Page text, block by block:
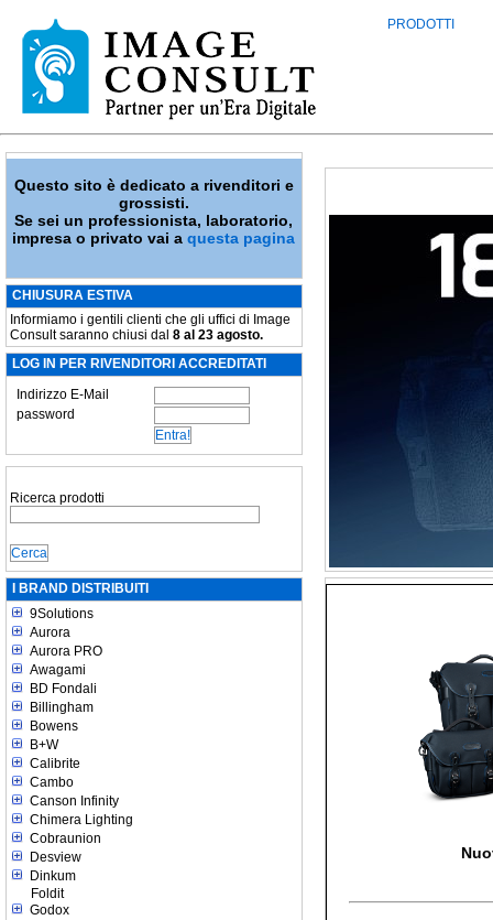
PRODOTTI
Questo sito è dedicato a rivenditori e
grossisti.
Se sei un professionista, laboratorio,
impresa o privato vai aquesta pagina
CHIUSURA ESTIVA
Informiamo i gentili clienti che gli uffici di Image
Consult saranno chiusi dal 8 al 23 agosto.
LOG IN PER RIVENDITORI ACCREDITATI
Indirizzo E-Mail
password
Ricerca prodotti
I BRAND DISTRIBUITI
9Solutions
Aurora
Aurora PRO
Awagami
BD Fondali
Billingham
Bowens
B+W
Calibrite
Cambo
Canson Infinity
Chimera Lighting
Cobraunion
Desview
Dinkum
Foldit
Godox